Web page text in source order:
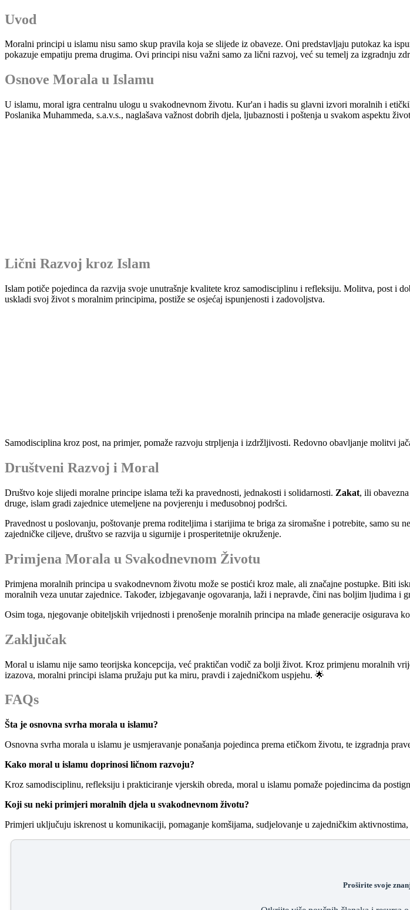
Uvod
Moralni principi u islamu nisu samo skup pravila koja se slijede iz obaveze. Oni predstavljaju putokaz ka
pokazuje empatiju prema drugima. Ovi principi nisu važni samo za lični razvoj, već su temelj za izgradnju
Osnove Morala u Islamu
U islamu, moral igra centralnu ulogu u svakodnevnom životu. Kur'an i hadis su glavni izvori moralnih i
Poslanika Muhammeda, s.a.v.s., naglašava važnost dobrih djela, ljubaznosti i poštenja u svakom aspektu
Lični Razvoj kroz Islam
Islam potiče pojedinca da razvija svoje unutrašnje kvalitete kroz samodisciplinu i refleksiju. Molitva, post i
uskladi svoj život s moralnim principima, postiže se osjećaj ispunjenosti i zadovoljstva.
Samodisciplina kroz post, na primjer, pomaže razvoju strpljenja i izdržljivosti. Redovno obavljanje molitvi
Društveni Razvoj i Moral
Društvo koje slijedi moralne principe islama teži ka pravednosti, jednakosti i solidarnosti. Zakat, ili
druge, islam gradi zajednice utemeljene na povjerenju i međusobnoj podršci.
Pravednost u poslovanju, poštovanje prema roditeljima i starijima te briga za siromašne i potrebite, samo
zajedničke ciljeve, društvo se razvija u sigurnije i prosperitetnije okruženje.
Primjena Morala u Svakodnevnom Životu
Primjena moralnih principa u svakodnevnom životu može se postići kroz male, ali značajne postupke. Biti
moralnih veza unutar zajednice. Također, izbjegavanje ogovaranja, laži i nepravde, čini nas boljim ljudima i
Osim toga, njegovanje obiteljskih vrijednosti i prenošenje moralnih principa na mlađe generacije osigurava
Zaključak
Moral u islamu nije samo teorijska koncepcija, već praktičan vodič za bolji život. Kroz primjenu moralnih
izazova, moralni principi islama pružaju put ka miru, pravdi i zajedničkom uspjehu. 🌟
FAQs
Šta je osnovna svrha morala u islamu?
Osnovna svrha morala u islamu je usmjeravanje ponašanja pojedinca prema etičkom životu, te izgradnja
Kako moral u islamu doprinosi ličnom razvoju?
Kroz samodisciplinu, refleksiju i prakticiranje vjerskih obreda, moral u islamu pomaže pojedincima da
Koji su neki primjeri moralnih djela u svakodnevnom životu?
Primjeri uključuju iskrenost u komunikaciji, pomaganje komšijama, sudjelovanje u zajedničkim
Proširite svoje